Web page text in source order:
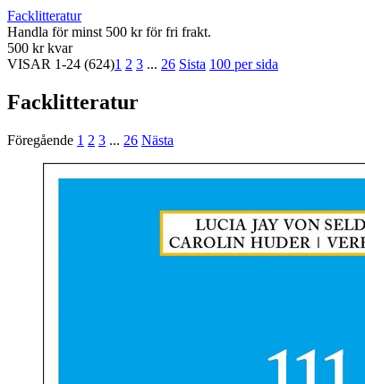
Facklitteratur
Handla för minst 500 kr för fri frakt.
500 kr kvar
VISAR 1-24 (624)1 2 3 ... 26 Sista 100 per sida
Facklitteratur
Föregående 1 2 3 ... 26 Nästa